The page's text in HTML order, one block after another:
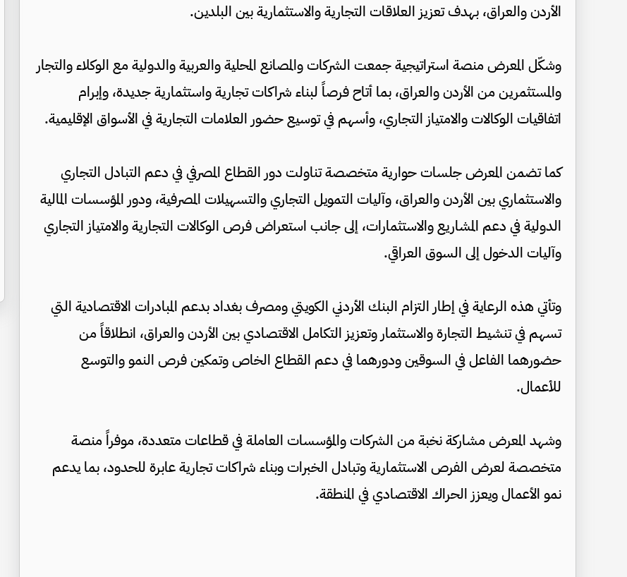
الأردن والعراق، بهدف تعزيز العلاقات التجارية والاستثمارية بين البلدين.
وشكّل المعرض منصة استراتيجية جمعت الشركات والمصانع المحلية والعربية والدولية مع الوكلاء والتجار
والمستثمرين من الأردن والعراق، بما أتاح فرصاً لبناء شراكات تجارية واستثمارية جديدة، وإبرام
اتفاقيات الوكالات والامتياز التجاري، وأسهم في توسيع حضور العلامات التجارية في الأسواق الإقليمية.
كما تضمن المعرض جلسات حوارية متخصصة تناولت دور القطاع المصرفي في دعم التبادل التجاري
والاستثماري بين الأردن والعراق، وآليات التمويل التجاري والتسهيلات المصرفية، ودور المؤسسات المالية
الدولية في دعم المشاريع والاستثمارات، إلى جانب استعراض فرص الوكالات التجارية والامتياز التجاري
وآليات الدخول إلى السوق العراقي.
وتأتي هذه الرعاية في إطار التزام البنك الأردني الكويتي ومصرف بغداد بدعم المبادرات الاقتصادية التي
تسهم في تنشيط التجارة والاستثمار وتعزيز التكامل الاقتصادي بين الأردن والعراق، انطلاقاً من
حضورهما الفاعل في السوقين ودورهما في دعم القطاع الخاص وتمكين فرص النمو والتوسع
للأعمال.
وشهد المعرض مشاركة نخبة من الشركات والمؤسسات العاملة في قطاعات متعددة، موفراً منصة
متخصصة لعرض الفرص الاستثمارية وتبادل الخبرات وبناء شراكات تجارية عابرة للحدود، بما يدعم
نمو الأعمال ويعزز الحراك الاقتصادي في المنطقة.